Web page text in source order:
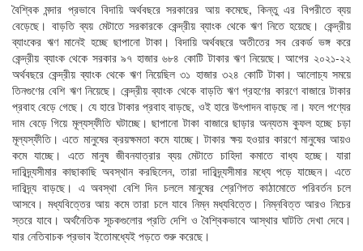
বৈশ্বিক মন্দার প্রভাবে বিদায়ি অর্থবছরে সরকারের আয় কমেছে, কিন্তু এর বিপরীতে ব্যয়
বেড়েছে। বাড়তি ব্যয় মেটাতে সরকারকে কেন্দ্রীয় ব্যাংক থেকে ঋণ নিতে হয়েছে। কেন্দ্রীয়
ব্যাংকের ঋণ মানেই হচ্ছে ছাপানো টাকা। বিদায়ি অর্থবছরে অতীতের সব রেকর্ড ভঙ্গ করে
কেন্দ্রীয় ব্যাংক থেকে সরকার ৯৭ হাজার ৬৮৪ কোটি টাকার ঋণ নিয়েছে। আগের ২০২১-২২
অর্থবছরে কেন্দ্রীয় ব্যাংক থেকে ঋণ নিয়েছিল ৩১ হাজার ৩২৪ কোটি টাকা। আলোচ্য সময়ে
তিনগুণের বেশি ঋণ নিয়েছে। কেন্দ্রীয় ব্যাংক থেকে বাড়তি ঋণ গ্রহণের কারণে বাজারে টাকার
প্রবাহ বেড়ে গেছে। যে হারে টাকার প্রবাহ বাড়ছে, ওই হারে উৎপাদন বাড়ছে না। ফলে পণ্যের
দাম বেড়ে গিয়ে মূল্যস্ফীতি ঘটাচ্ছে। ছাপানো টাকা বাজারে ছাড়ার অন্যতম কুফল হচ্ছে চড়া
মূল্যস্ফীতি। এতে মানুষের ক্রয়ক্ষমতা কমে যাচ্ছে। টাকার ক্ষয় হওয়ার কারণে মানুষের আয়ও
কমে যাচ্ছে। এতে মানুষ জীবনযাত্রার ব্যয় মেটাতে চাহিদা কমাতে বাধ্য হচ্ছে। যারা
দারিদ্র্যসীমার কাছাকাছি অবস্থান করছিলেন, তারা দারিদ্র্যসীমার মধ্যে পড়ে যাচ্ছেন। এতে
দারিদ্র্য বাড়ছে। এ অবস্থা বেশি দিন চললে মানুষের শ্রেণিগত কাঠামোতে পরিবর্তন চলে
আসবে। মধ্যবিত্তের আয় কমে তারা চলে যাবে নিম্ন মধ্যবিত্তে। নিম্নবিত্ত আরও নিচের
স্তরে যাবে। অর্থনৈতিক সূচকগুলোর প্রতি দেশি ও বৈশ্বিকভাবে আস্থার ঘাটতি দেখা দেবে।
যার নেতিবাচক প্রভাব ইতোমধ্যেই পড়তে শুরু করেছে।